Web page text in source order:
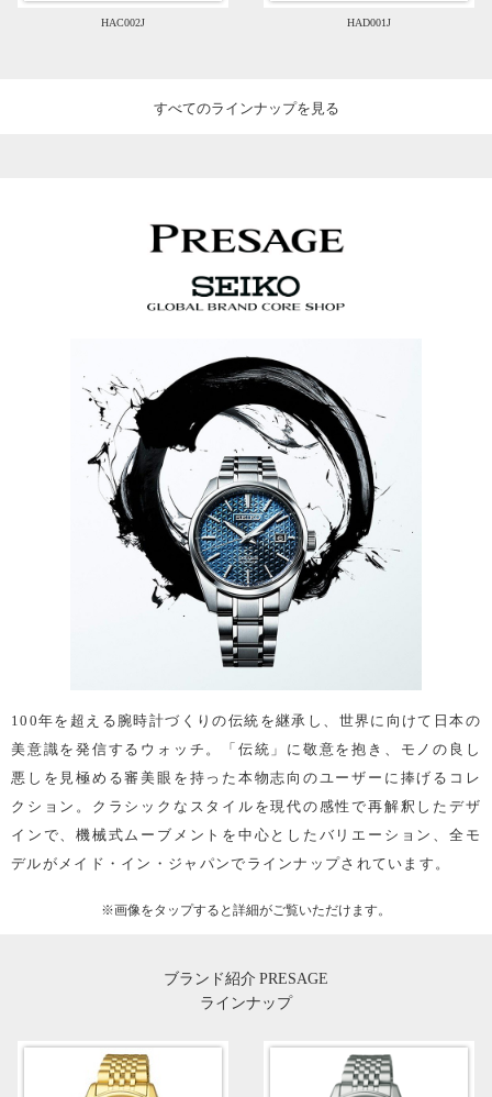
HAC002J HAD001J
すべてのラインナップを見る
100年を超える腕時計づくりの伝統を継承し、世界に向けて日本の
美意識を発信するウォッチ。「伝統」に敬意を抱き、モノの良し
悪しを見極める審美眼を持った本物志向のユーザーに捧げるコレ
クション。クラシックなスタイルを現代の感性で再解釈したデザ
インで、機械式ムーブメントを中心としたバリエーション、全モ
デルがメイド・イン・ジャパンでラインナップされています。
※画像をタップすると詳細がご覧いただけます。
ブランド紹介 PRESAGE
ラインナップ